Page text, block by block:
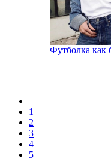
Як пройти
Футболка как
1
2
3
4
5